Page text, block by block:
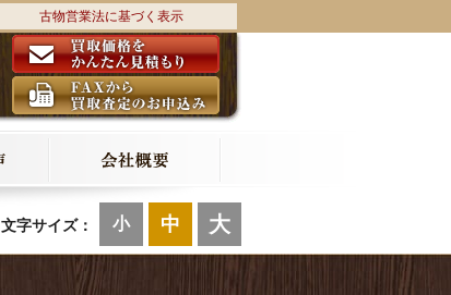
古物営業法に基づく表示
文字サイズ： 小 中 大